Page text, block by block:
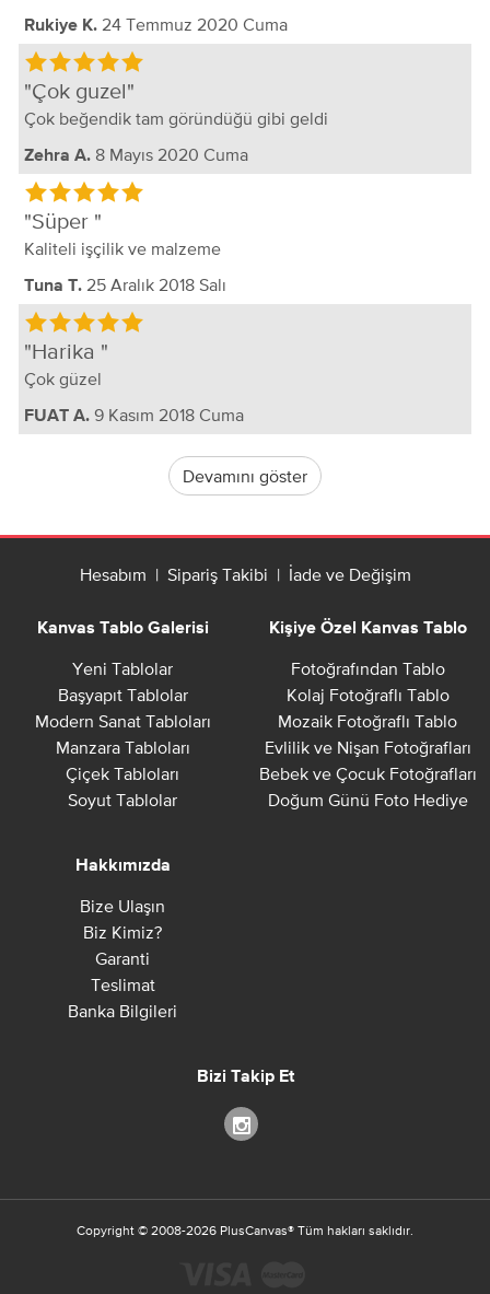
Rukiye K. 24 Temmuz 2020 Cuma
Çok guzel
Çok beğendik tam göründüğü gibi geldi
Zehra A. 8 Mayıs 2020 Cuma
Süper
Kaliteli işçilik ve malzeme
Tuna T. 25 Aralık 2018 Salı
Harika
Çok güzel
FUAT A. 9 Kasım 2018 Cuma
Devamını göster
Hesabım | Sipariş Takibi | İade ve Değişim
Kanvas Tablo Galerisi
Yeni Tablolar
Başyapıt Tablolar
Modern Sanat Tabloları
Manzara Tabloları
Çiçek Tabloları
Soyut Tablolar
Kişiye Özel Kanvas Tablo
Fotoğrafından Tablo
Kolaj Fotoğraflı Tablo
Mozaik Fotoğraflı Tablo
Evlilik ve Nişan Fotoğrafları
Bebek ve Çocuk Fotoğrafları
Doğum Günü Foto Hediye
Hakkımızda
Bize Ulaşın
Biz Kimiz?
Garanti
Teslimat
Banka Bilgileri
Bizi Takip Et
Copyright © 2008-2026 PlusCanvas® Tüm hakları saklıdır.